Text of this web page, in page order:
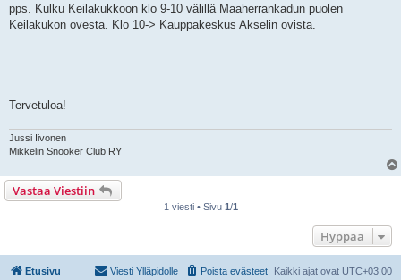
pps. Kulku Keilakukkoon klo 9-10 välillä Maaherrankadun puolen
Keilakukon ovesta. Klo 10-> Kauppakeskus Akselin ovista.
Tervetuloa!
Jussi Iivonen
Mikkelin Snooker Club RY
Vastaa Viestiin
1 viesti • Sivu 1 /1
Hyppää
Etusivu Kaikki ajat ovat UTC+03:00
Poista evästeet
Viesti Ylläpidolle